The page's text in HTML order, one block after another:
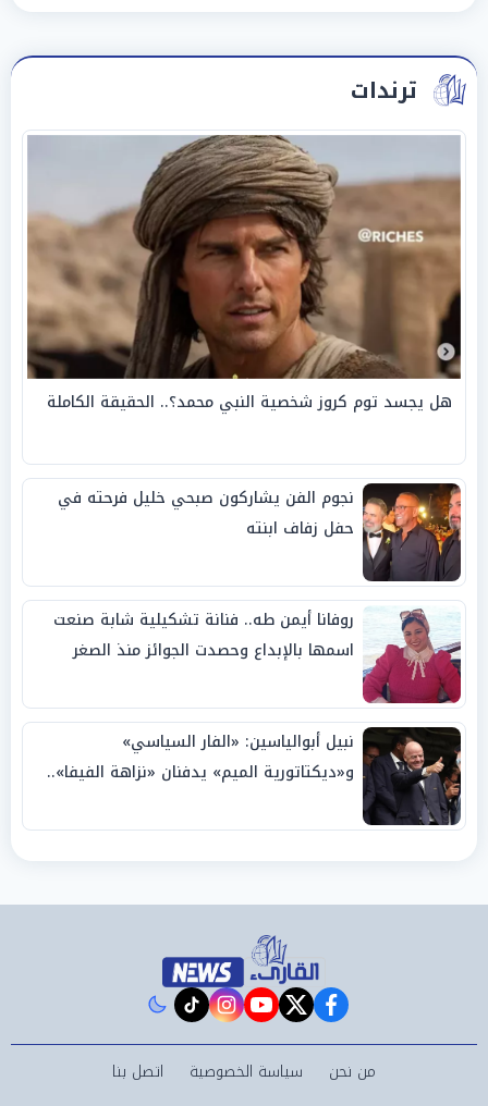
ترندات
هل يجسد توم كروز شخصية النبي محمد؟.. الحقيقة الكاملة
نجوم الفن يشاركون صبحي خليل فرحته في
حفل زفاف ابنته
روفانا أيمن طه.. فنانة تشكيلية شابة صنعت
اسمها بالإبداع وحصدت الجوائز منذ الصغر
نبيل أبوالياسين: «الفار السياسي»
و«ديكتاتورية الميم» يدفنان «نزاهة الفيفا»..
facebook
twitter
youtube
instagram
tiktok
من نحن سياسة الخصوصية اتصل بنا